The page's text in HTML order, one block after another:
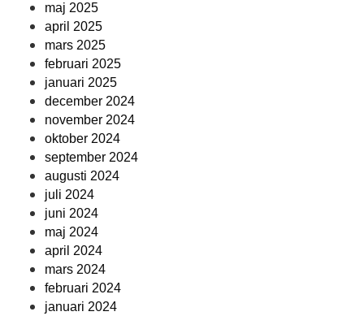
maj 2025
april 2025
mars 2025
februari 2025
januari 2025
december 2024
november 2024
oktober 2024
september 2024
augusti 2024
juli 2024
juni 2024
maj 2024
april 2024
mars 2024
februari 2024
januari 2024